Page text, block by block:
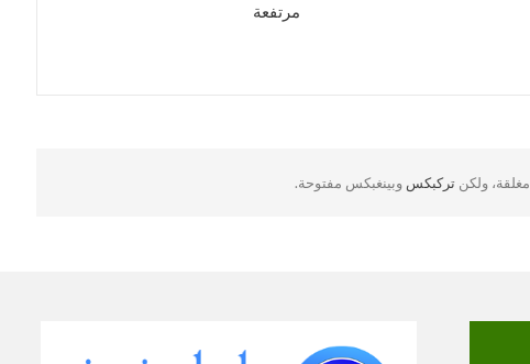
مرتفعة
مغلقة، ولكن تركبكس وبينغبكس مفتوحة.